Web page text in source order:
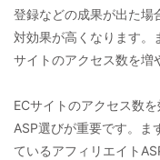
登録などの成果が出た場
対効果が高くなります。
サイトのアクセス数を増
ECサイトのアクセス数
ASP選びが重要です。ま
ているアフィリエイト